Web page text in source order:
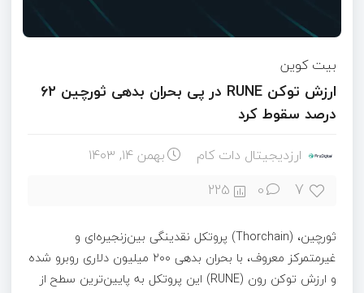
بیت کوین
ارزش توکن RUNE در پی بحران بدهی ثورچین ۶۲
درصد سقوط کرد
ارزدیجیتال دات کام بهمن ۱۴, ۱۴۰۳
7
0
225
ثورچین، (Thorchain) پروتکل نقدینگی بین‌زنجیره‌ای و
غیرمتمرکز معروف، با بحران بدهی ۲۰۰ میلیون دلاری روبرو شده
و ارزش توکن رون (RUNE) این پروتکل به پایین‌ترین سطح از